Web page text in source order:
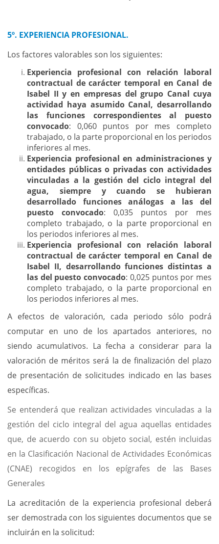
5º. EXPERIENCIA PROFESIONAL.
Los factores valorables son los siguientes:
Experiencia profesional con relación laboral
contractual de carácter temporal en Canal de
Isabel II y en empresas del grupo Canal cuya
actividad haya asumido Canal, desarrollando
las funciones correspondientes al puesto
convocado: 0,060 puntos por mes completo
trabajado, o la parte proporcional en los periodos
inferiores al mes.
Experiencia profesional en administraciones y
entidades públicas o privadas con actividades
vinculadas a la gestión del ciclo integral del
agua, siempre y cuando se hubieran
desarrollado funciones análogas a las del
puesto convocado: 0,035 puntos por mes
completo trabajado, o la parte proporcional en
los periodos inferiores al mes.
Experiencia profesional con relación laboral
contractual de carácter temporal en Canal de
Isabel II, desarrollando funciones distintas a
las del puesto convocado: 0,025 puntos por mes
completo trabajado, o la parte proporcional en
los periodos inferiores al mes.
A efectos de valoración, cada periodo sólo podrá
computar en uno de los apartados anteriores, no
siendo acumulativos. La fecha a considerar para la
valoración de méritos será la de finalización del plazo
de presentación de solicitudes indicado en las bases
específicas.
Se entenderá que realizan actividades vinculadas a la
gestión del ciclo integral del agua aquellas entidades
que, de acuerdo con su objeto social, estén incluidas
en la Clasificación Nacional de Actividades Económicas
(CNAE) recogidos en los epígrafes de las Bases
Generales
La acreditación de la experiencia profesional deberá
ser demostrada con los siguientes documentos que se
incluirán en la solicitud: